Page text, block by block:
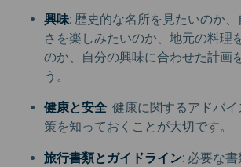
興味: 歴史的な名所を見たいのか、
さを楽しみたいのか、地元の料理
のか、自分の興味に合わせた計画
う。
健康と安全: 健康に関するアドバ
策を知っておくことが大切です。
旅行書類とガイドライン: 必要な